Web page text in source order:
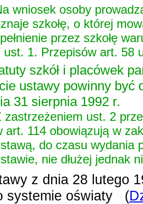
wniosek osoby
szkołę, o której
przez szkołę
ust. 1. Przepisów art. 58
szkół i placówek
ustawy powinny być
31 sierpnia 1992 r.
zastrzeżeniem ust. 2
art. 114 obowiązują w
do czasu wydania
nie dłużej jednak
z dnia 28 lutego
systemie oświaty
(